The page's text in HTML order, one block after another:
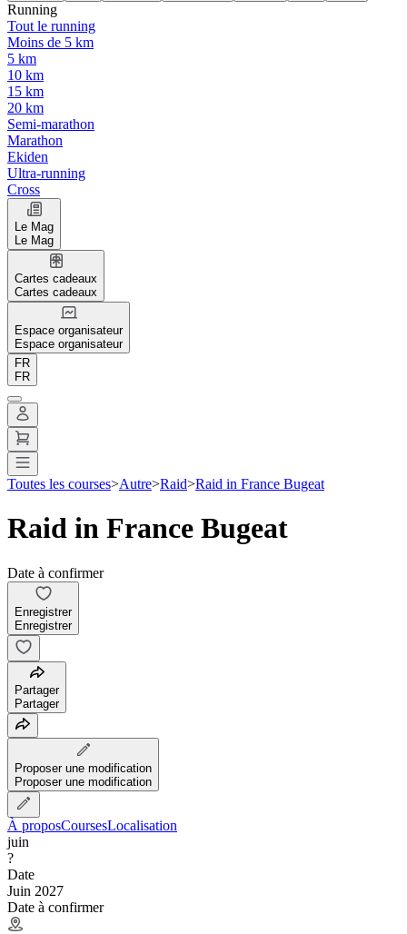
Running
Tout le running
Moins de 5 km
5 km
10 km
15 km
20 km
Semi-marathon
Marathon
Ekiden
Ultra-running
Cross
Le Mag
Le Mag
Cartes cadeaux
Cartes cadeaux
Espace organisateur
Espace organisateur
FR
FR
Toutes les courses>Autre>Raid>Raid in France Bugeat
Raid in France Bugeat
Date à confirmer
Enregistrer
Enregistrer
Partager
Partager
Proposer une modification
Proposer une modification
À proposCoursesLocalisation
juin
?
Date
Juin 2027
Date à confirmer